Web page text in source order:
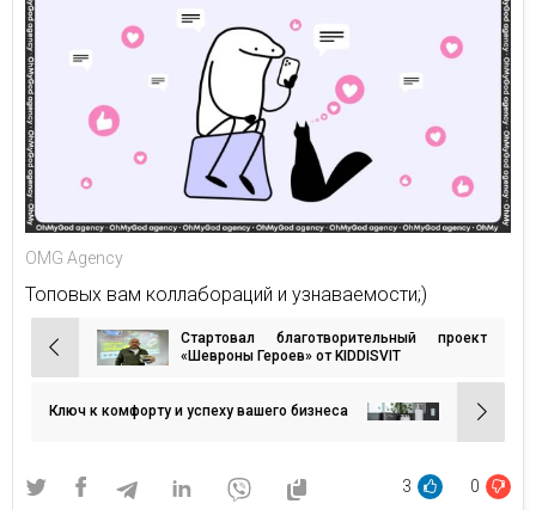
OMG Agency
Топовых вам коллабораций и узнаваемости;)
Навигация
по
записям
Стартовал благотворительный проект
«Шевроны Героев» от KIDDISVIT
Ключ к комфорту и успеху вашего бизнеса
3 0